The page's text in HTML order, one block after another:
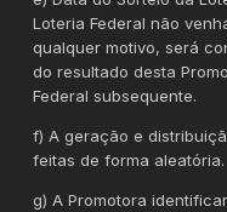
Loteria Federal não
qualquer motivo, será
do resultado desta
Federal subsequente.
f) A geração e
feitas de forma aleatória.
g) A Promotora